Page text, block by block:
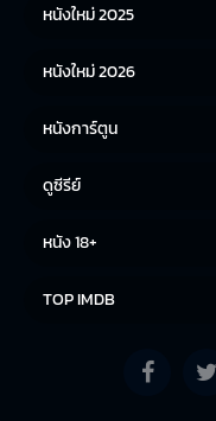
หนังญี่ปุ่น
หนังใหม่ 2025
หนังใหม่ 2026
หนังการ์ตูน
ดูซีรีย์
หนัง 18+
TOP IMDB